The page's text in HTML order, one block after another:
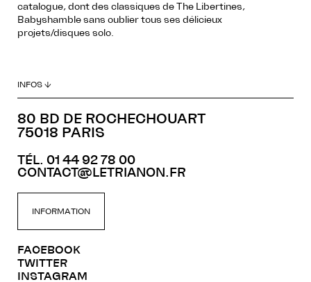
catalogue, dont des classiques de The Libertines,
Babyshamble sans oublier tous ses délicieux
projets/disques solo.
INFOS ↓
80 BD DE ROCHECHOUART
75018 PARIS
TÉL. 01 44 92 78 00
CONTACT@LETRIANON.FR
INFORMATION
FACEBOOK
TWITTER
INSTAGRAM